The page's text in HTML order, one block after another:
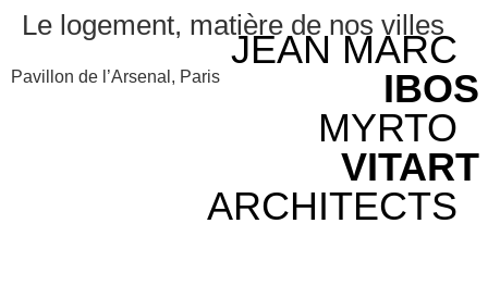
JEAN MARC
IBOS
MYRTO
VITART
ARCHITECTS
Le logement, matière de nos villes
Pavillon de l’Arsenal, Paris